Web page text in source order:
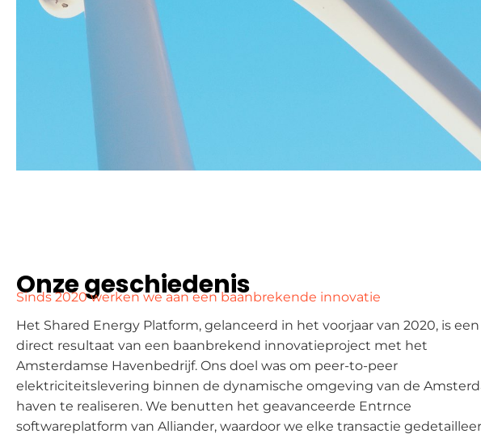
Onze geschiedenis
Sinds 2020 werken we aan een baanbrekende innovatie
Het Shared Energy Platform, gelanceerd in het voorjaar van 2020, is een
direct resultaat van een baanbrekend innovatieproject met het
Amsterdamse Havenbedrijf. Ons doel was om peer-to-peer
elektriciteitslevering binnen de dynamische omgeving van de
haven te realiseren. We benutten het geavanceerde Entrnce
softwareplatform van Alliander, waardoor we elke transactie